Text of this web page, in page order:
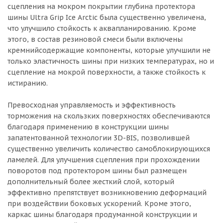
сцепления на мокром покрытии глубина протектора
шины Ultra Grip Ice Arctic была существенно увеличена,
что улучшило стойкость к аквапланированию. Кроме
этого, в состав резиновой смеси были включены
кремнийсодержащие компоненты, которые улучшили не
только эластичность шины при низких температурах, но и
сцепление на мокрой поверхности, а также стойкость к
истиранию.
Превосходная управляемость и эффективность
торможения на скользких поверхностях обеспечиваются
благодаря применению в конструкции шины
запатентованной технологии 3D-BIS, позволившей
существенно увеличить количество самоблокирующихся
ламелей. Для улучшения сцепления при прохождении
поворотов под протектором шины был размещен
дополнительный более жесткий слой, который
эффективно препятствует возникновению деформаций
при воздействии боковых ускорений. Кроме этого,
каркас шины благодаря продуманной конструкции и